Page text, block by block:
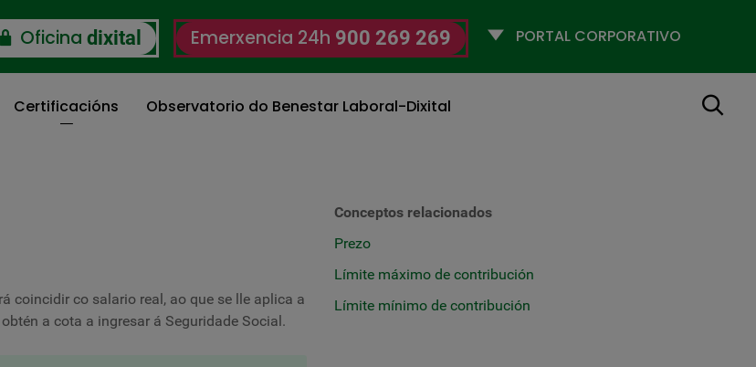
Oficina dixital Emerxencia 24h 900 269 269
Selecciona
Certificacións Observatorio do Benestar Laboral-Dixital Buscar
coincidir co salario real, ao que se lle aplica a
a cota a ingresar á Seguridade Social.
Conceptos relacionados
Prezo
Límite máximo de contribución
Límite mínimo de contribución